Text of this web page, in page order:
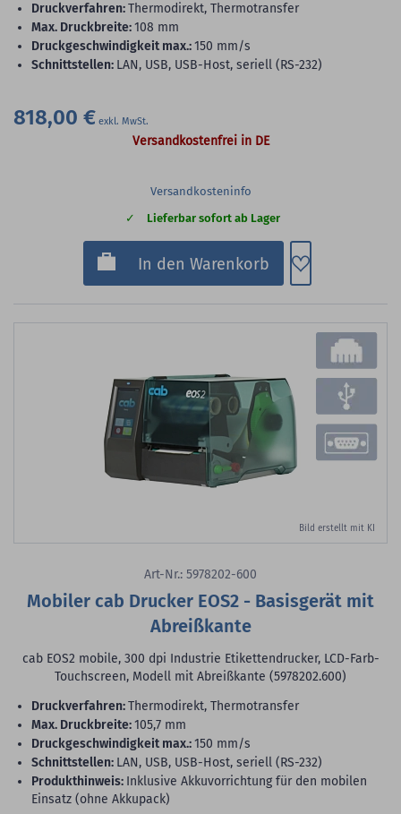
Druckverfahren:Thermodirekt, Thermotransfer
max. Druckbreite:108 mm
Druckgeschwindigkeit max.:150 mm/s
Schnittstellen: LAN, USB, USB-Host, seriell (RS-232)
818,00 €
Versandkostenfrei in DE
Versandkosteninfo
Lieferbar sofort ab Lager
In den Warenkorb Zum
Bild erstellt mit KI
Art-Nr.: 5978202-600
Mobiler cab Drucker EOS2 - Basisgerät mit
Abreißkante
cab EOS2 mobile, 300 dpi Industrie Etikettendrucker, LCD-Farb-
Touchscreen, Modell mit Abreißkante (5978202.600)
Druckverfahren:Thermodirekt, Thermotransfer
max. Druckbreite:105,7 mm
Druckgeschwindigkeit max.:150 mm/s
Schnittstellen: LAN, USB, USB-Host, seriell (RS-232)
Produkthinweis: Inklusive Akkuvorrichtung für den mobilen
Einsatz (ohne Akkupack)